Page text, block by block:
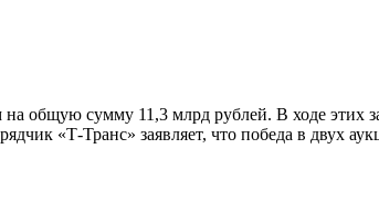
общую сумму 11,3 млрд рублей. В ходе этих
«Т-Транс» заявляет, что победа в двух